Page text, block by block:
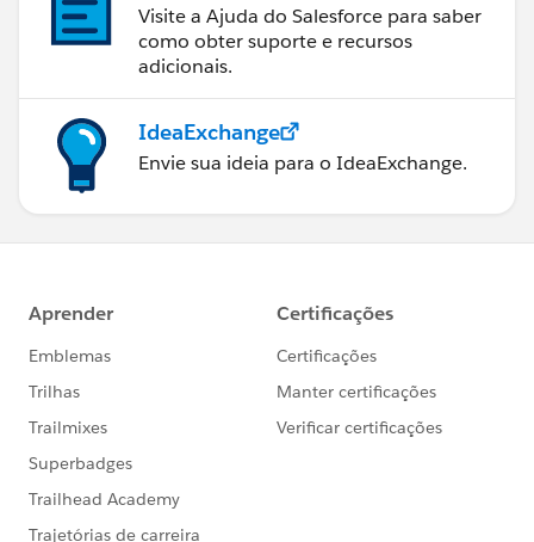
Visite a Ajuda do Salesforce para saber
como obter suporte e recursos
adicionais.
IdeaExchange
Envie sua ideia para o IdeaExchange.